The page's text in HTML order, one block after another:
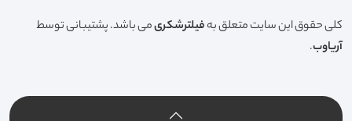
کلی حقوق این سایت متعلق بهفیلترشکریمی باشد. پشتیبانی توسط
آریاوب.